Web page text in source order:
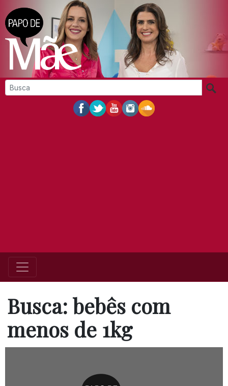
Busca: bebês com
menos de 1kg